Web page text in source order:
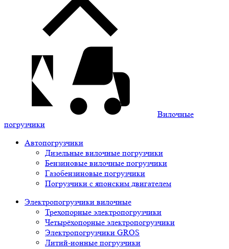
Вилочные
погрузчики
Автопогрузчики
Дизельные вилочные погрузчики
Бензиновые вилочные погрузчики
Газобензиновые погрузчики
Погрузчики с японским двигателем
Электропогрузчики вилочные
Трехопорные электропогрузчики
Четырёхопорные электропогрузчики
Электропогрузчики GROS
Литий-ионные погрузчики